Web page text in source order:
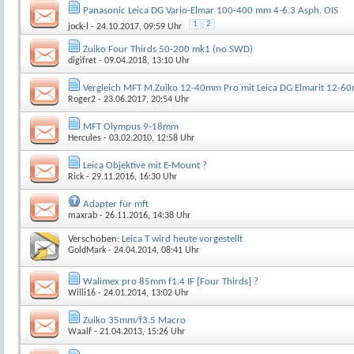
Panasonic Leica DG Vario-Elmar 100-400 mm 4-6.3 Asph. OIS
jock-l - 24.10.2017, 09:59 Uhr 1 2
Zuiko Four Thirds 50-200 mk1 (no SWD)
digifret - 09.04.2018, 13:10 Uhr
Vergleich MFT M.Zuiko 12-40mm Pro mit Leica DG Elmarit 12-
Roger2 - 23.06.2017, 20:54 Uhr
MFT Olympus 9-18mm
Hercules - 03.02.2010, 12:58 Uhr
Leica Objektive mit E-Mount ?
Rick - 29.11.2016, 16:30 Uhr
Adapter für mft
maxrab - 26.11.2016, 14:38 Uhr
Verschoben: Leica T wird heute vorgestellt
GoldMark - 24.04.2014, 08:41 Uhr
Walimex pro 85mm f1.4 IF [Four Thirds] ?
Willi16 - 24.01.2014, 13:02 Uhr
Zuiko 35mm/f3.5 Macro
Waalf - 21.04.2013, 15:26 Uhr